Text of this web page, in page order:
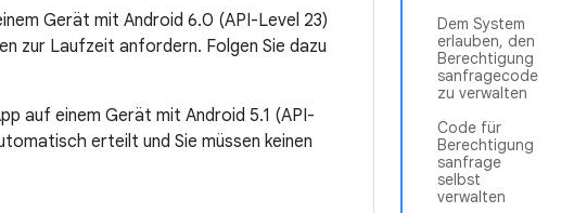
Dem System
erlauben, den
Berechtigung
sanfragecode
zu verwalten
Code für
Berechtigung
sanfrage
selbst
verwalten
Gerät mit Android 6.0 (API-Level 23)
zur Laufzeit anfordern. Folgen Sie dazu
auf einem Gerät mit Android 5.1 (API-
erteilt und Sie müssen keinen